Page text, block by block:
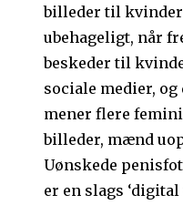
billeder til kvinder
ubehageligt, når
beskeder til
sociale medier, og
mener flere
billeder, mænd
Uønskede
er en slags